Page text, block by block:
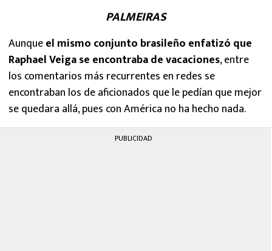
PALMEIRAS
Aunqueel mismo conjunto brasileño enfatizó que
Raphael Veiga se encontraba de vacaciones, entre
los comentarios más recurrentes en redes se
encontraban los de aficionados que le pedían que mejor
se quedara allá, pues con América no ha hecho nada.
PUBLICIDAD